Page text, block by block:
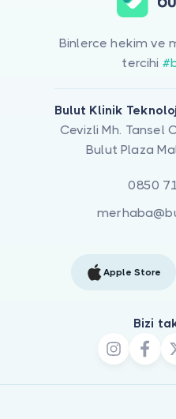
Binlerce hekim ve
tercihi
Bulut Klinik
Cevizli Mh. Tansel
Bulut Plaza
0850
Apple Store
Bizi